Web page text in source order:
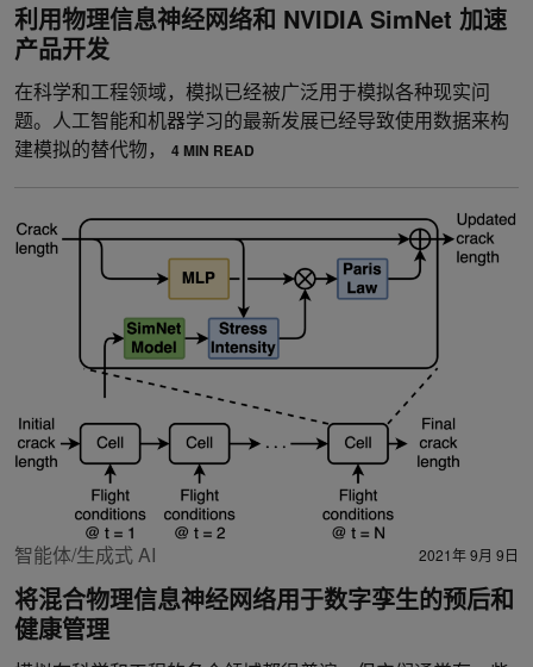
利用物理信息神经网络和 NVIDIA SimNet 加速
产品开发
在科学和工程领域，模拟已经被广泛用于模拟各种现实问
题。人工智能和机器学习的最新发展已经导致使用数据来构
建模拟的替代物，
4 MIN READ
智能体/生成式 AI 2021年 9月 9日
将混合物理信息神经网络用于数字孪生的预后和
健康管理